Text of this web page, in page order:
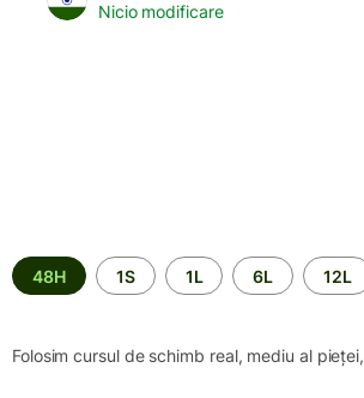
Nicio modificare
Perioada
48H 1S 1L 6L 12L
Folosim cursul de schimb real, mediu al